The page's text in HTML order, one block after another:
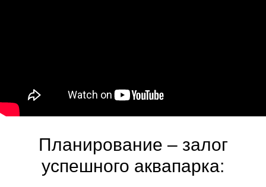
Планирование – залог
успешного аквапарка: